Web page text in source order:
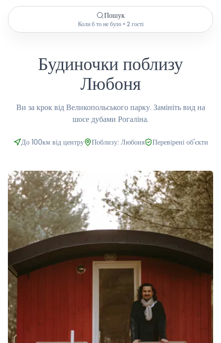
Пошук
Коли б то не було • 2 гості
Будиночки поблизу
Любоня
Ви за крок від Великопольського парку. Замініть вид на
шосе дубами Рогаліна.
До 100км від центру Поблизу: Любоня Перевірені об'єкти